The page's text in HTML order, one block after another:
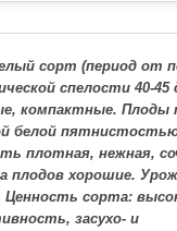
сорт (период от
спелости 40-45
компактные. Плоды
белой
плотная, нежная,
плодов хорошие.
Ценность сорта:
засухо- и